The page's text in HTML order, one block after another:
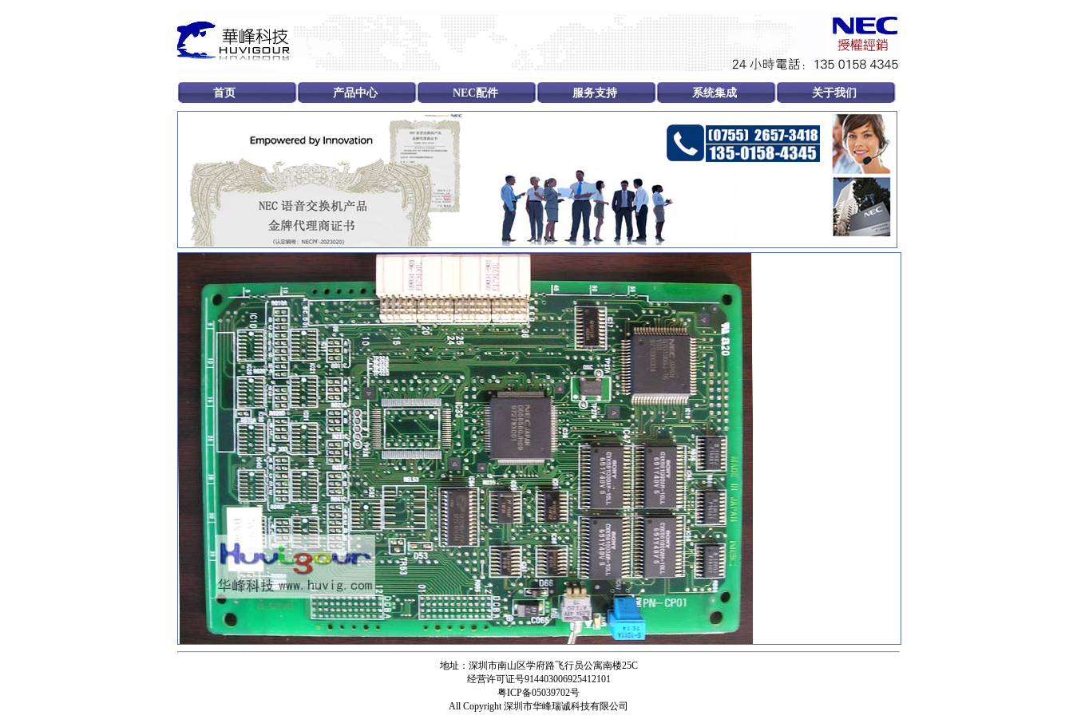
首页 产品中心 NEC配件 服务支持 系统集成 关于我们
地址：深圳市南山区学府路飞行员公寓南楼25C
经营许可证号914403006925412101
粤ICP备05039702号
All Copyright 深圳市华峰瑞诚科技有限公司